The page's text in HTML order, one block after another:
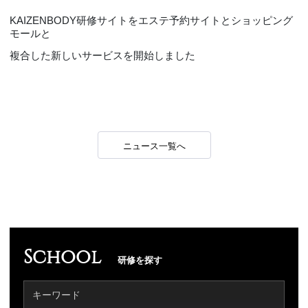
School 研修を探す
KAIZENBODY研修サイトをエステ予約サイトとショッピング
モールと
複合した新しいサービスを開始しました
ニュース一覧へ